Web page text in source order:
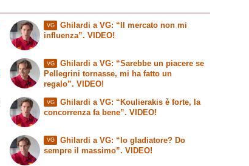
VG
Ghilardi a VG: “Il mercato non mi
influenza”. VIDEO!
VG
Ghilardi a VG: “Sarebbe un piacere se
Pellegrini tornasse, mi ha fatto un
regalo”. VIDEO!
VG
Ghilardi a VG: “Koulierakis è forte, la
concorrenza fa bene”. VIDEO!
VG
Ghilardi a VG: “Io gladiatore? Do
sempre il massimo”. VIDEO!